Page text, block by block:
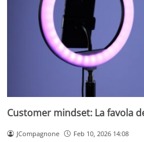
Customer mindset: La favola
JCompagnone Feb 10, 2026 14:08